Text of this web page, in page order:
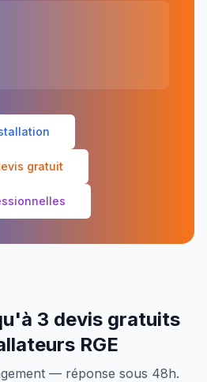
gratuit
3 devis gratuits
RGE
— réponse sous 48h.